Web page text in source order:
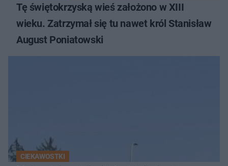
Tę świętokrzyską wieś założono w XIII
wieku. Zatrzymał się tu nawet król Stanisław
August Poniatowski
CIEKAWOSTKI